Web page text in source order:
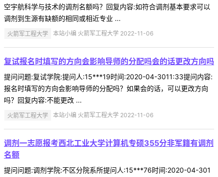
空宇航科学与技术的调剂名额吗？回复内容:如符合调剂基本要求可以
调剂到生源有缺额的相同或相近专业 ...
火箭军工程大学 本站小编 火箭军工程大学 2022-11-06
复试报名时填写的方向会影响导师的分配吗会的话更改方向吗
提问问题:复试学院:提问人:15***19时间:2020-04-3011:33提问内容:
报名时填写的方向会影响导师的分配吗？如果会的话，可以更改方向
吗？回复内容:不能更改 ...
火箭军工程大学 本站小编 火箭军工程大学 2022-11-06
调剂一志愿报考西北工业大学计算机专硕355分非军籍有调剂
名额
提问问题:调剂学院:不区分院系所提问人:15***76时间:2020-04-301